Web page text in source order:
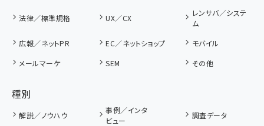
法律／標準規格 UX／CX
レンサバ／システ
ム
広報／ネットPR
EC／ネットショップ
モバイル
メールマーケ
SEM その他
種別
解説／ノウハウ
事例／インタ
ビュー
調査データ